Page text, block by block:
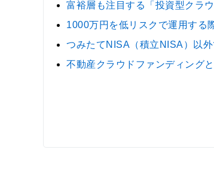
富裕層も注目する「投資型クラ
1000万円を低リスクで運用する
つみたてNISA（積立NISA）以
不動産クラウドファンディング